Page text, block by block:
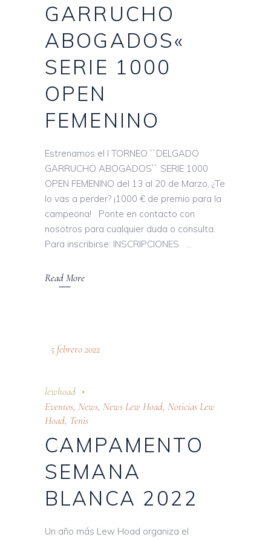
GARRUCHO
ABOGADOS«
SERIE 1000
OPEN
FEMENINO
Estrenamos el I TORNEO ``DELGADO
GARRUCHO ABOGADOS`` SERIE 1000
OPEN FEMENINO del 13 al 20 de Marzo, ¿Te
lo vas a perder? ¡1000 € de premio para la
campeona! Ponte en contacto con
nosotros para cualquier duda o consulta.
Para inscribirse: INSCRIPCIONES
Read More
5 febrero 2022
lewhoad
Eventos, News, News Lew Hoad, Noticias Lew
Hoad, Tenis
CAMPAMENTO
SEMANA
BLANCA 2022
Un año más Lew Hoad organiza el